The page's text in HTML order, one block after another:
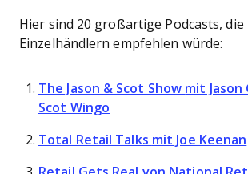
Hier sind 20 großartige Podcasts, die
Einzelhändlern empfehlen würde:
The Jason & Scot Show mit Jason
Scot Wingo
Total Retail Talks mit Joe Keenan